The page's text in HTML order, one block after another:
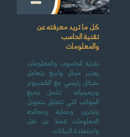
كل ما تريد معرفته عن
تقنية الحاسب
والمعلومات
تقنية الحاسوب والمعلومات
يعتبر مجال واسع يتعامل
بشكل رئيسي مع الكمبيوتر
وبرمجياته تشمل جميع
الجوانب التي تتعلق بتحويل
وتخزين وحماية ومعالجة
المعلومات فضلاً عن نقل
واستعادة البيانات،